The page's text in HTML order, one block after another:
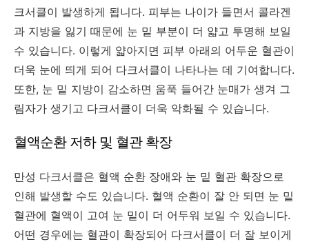
크서클이 발생하게 됩니다. 피부는 나이가 들면서 콜라겐
과 지방을 잃기 때문에 눈 밑 부분이 더 얇고 투명해 보일
수 있습니다. 이렇게 얇아지면 피부 아래의 어두운 혈관이
더욱 눈에 띄게 되어 다크서클이 나타나는 데 기여합니다.
또한, 눈 밑 지방이 감소하면 움푹 들어간 눈매가 생겨 그
림자가 생기고 다크서클이 더욱 악화될 수 있습니다.
혈액순환 저하 및 혈관 확장
만성 다크서클은 혈액 순환 장애와 눈 밑 혈관 확장으로
인해 발생할 수도 있습니다. 혈액 순환이 잘 안 되면 눈 밑
혈관에 혈액이 고여 눈 밑이 더 어두워 보일 수 있습니다.
어떤 경우에는 혈관이 확장되어 다크서클이 더 잘 보이게